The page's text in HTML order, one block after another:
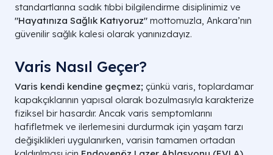
standartlarına sadık tıbbi bilgilendirme disiplinimiz ve
"Hayatınıza Sağlık Katıyoruz" mottomuzla, Ankara’nın
güvenilir sağlık kalesi olarak yanınızdayız.
Varis Nasıl Geçer?
Varis kendi kendine geçmez; çünkü varis, toplardamar
kapakçıklarının yapısal olarak bozulmasıyla karakterize
fiziksel bir hasardır. Ancak varis semptomlarını
hafifletmek ve ilerlemesini durdurmak için yaşam tarzı
değişiklikleri uygulanırken, varisin tamamen ortadan